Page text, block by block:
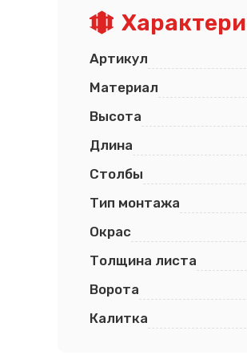
Артикул
Материал
Высота
Длина
Столбы
Тип монтажа
Окрас
Толщина листа
Ворота
Калитка